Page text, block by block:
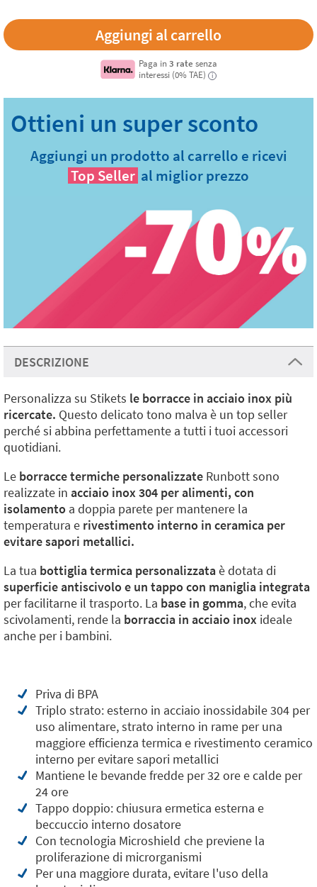
Paga in 3 rate senza
interessi (0% TAE)
i
Aggiungi un prodotto al carrello e ricevi
Top Seller al miglior prezzo
DESCRIZIONE
Personalizza su Stikets le borracce in acciaio inox più
ricercate. Questo delicato tono malva è un top seller
perché si abbina perfettamente a tutti i tuoi accessori
quotidiani.
Le borracce termiche personalizzate Runbott sono
realizzate in acciaio inox 304 per alimenti, con
isolamento a doppia parete per mantenere la
temperatura e rivestimento interno in ceramica per
evitare sapori metallici.
La tua bottiglia termica personalizzataè dotata di
superficie antiscivolo e un tappo con maniglia integrata
per facilitarne il trasporto. La base in gomma, che evita
scivolamenti, rende la borraccia in acciaio inox ideale
anche per i bambini.
Priva di BPA
Triplo strato: esterno in acciaio inossidabile 304 per
uso alimentare, strato interno in rame per una
maggiore efficienza termica e rivestimento ceramico
interno per evitare sapori metallici
Mantiene le bevande fredde per 32 ore e calde per
24 ore
Tappo doppio: chiusura ermetica esterna e
beccuccio interno dosatore
Con tecnologia Microshield che previene la
proliferazione di microrganismi
Per una maggiore durata, evitare l'uso della